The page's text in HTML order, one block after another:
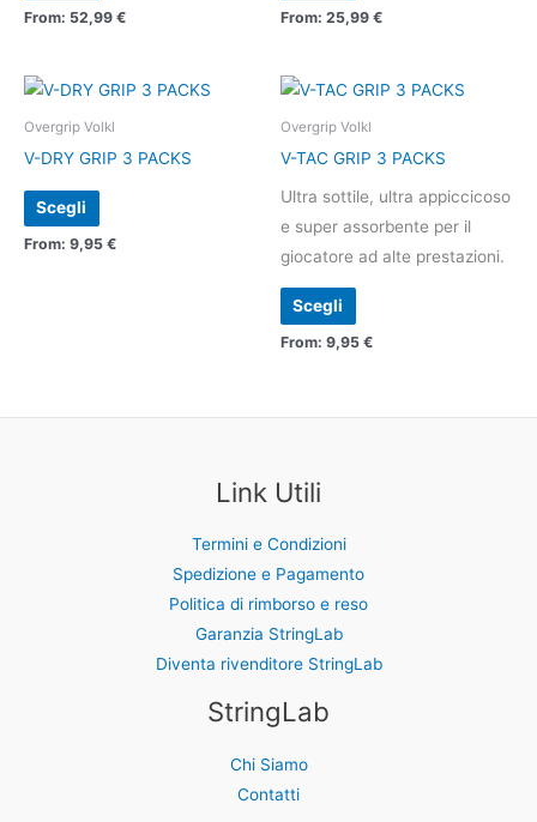
Le
essere
scelte
nella
pagina
del
prodotto
From: 52,99 €
Le
essere
scelte
nella
pagina
del
prodotto
From: 25,99 €
Overgrip Volkl
V-DRY GRIP 3 PACKS
Scegli
Questo
prodotto
ha
Le
pagina
From: 9,95 €
Overgrip Volkl
V-TAC GRIP 3 PACKS
Ultra sottile, ultra appiccicoso
e super assorbente per il
giocatore ad alte prestazioni.
Scegli
Questo
prodotto
ha
varianti.
Le
opzioni
essere
pagina
From: 9,95 €
Link Utili
Termini e Condizioni
Spedizione e Pagamento
Politica di rimborso e reso
Garanzia StringLab
Diventa rivenditore StringLab
StringLab
Chi Siamo
Contatti